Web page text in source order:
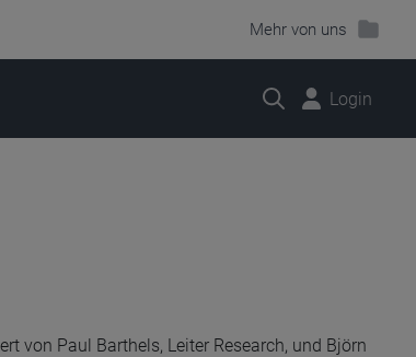
Mehr von uns
Suche Login
von Paul Barthels, Leiter Research, und Björn